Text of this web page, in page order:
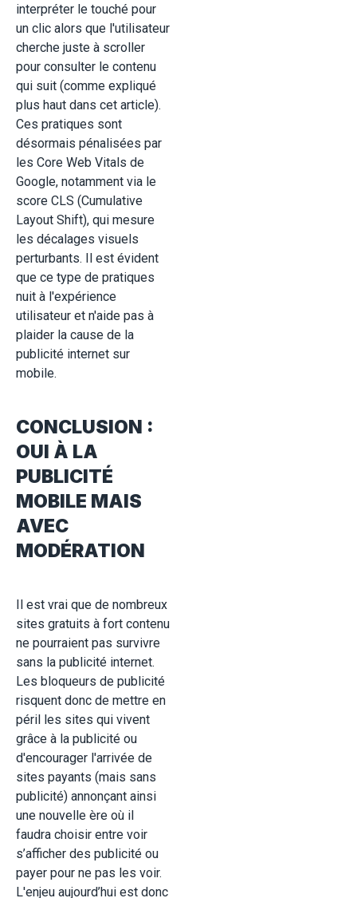
interpréter le touché pour
un clic alors que l'utilisateur
cherche juste à scroller
pour consulter le contenu
qui suit (comme expliqué
plus haut dans cet article).
Ces pratiques sont
désormais pénalisées par
les Core Web Vitals de
Google, notamment via le
score CLS (Cumulative
Layout Shift), qui mesure
les décalages visuels
perturbants. Il est évident
que ce type de pratiques
nuit à l'expérience
utilisateur et n'aide pas à
plaider la cause de la
publicité internet sur
mobile.
CONCLUSION :
OUI À LA
PUBLICITÉ
MOBILE MAIS
AVEC
MODÉRATION
Il est vrai que de nombreux
sites gratuits à fort contenu
ne pourraient pas survivre
sans la publicité internet.
Les bloqueurs de publicité
risquent donc de mettre en
péril les sites qui vivent
grâce à la publicité ou
d'encourager l'arrivée de
sites payants (mais sans
publicité) annonçant ainsi
une nouvelle ère où il
faudra choisir entre voir
s’afficher des publicité ou
payer pour ne pas les voir.
L'enjeu aujourd’hui est donc